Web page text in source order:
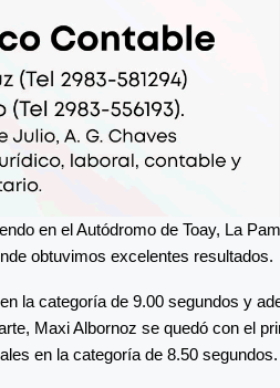
en el Autódromo de Toay, La
obtuvimos excelentes resultados.
la categoría de 9.00 segundos y
Maxi Albornoz se quedó con el
en la categoría de 8.50 segundos.